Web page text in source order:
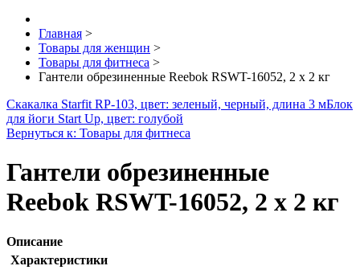
Главная >
Товары для женщин >
Товары для фитнеса >
Гантели обрезиненные Reebok RSWT-16052, 2 х 2 кг
Скакалка Starfit RP-103, цвет: зеленый, черный, длина 3 мБлок
для йоги Start Up, цвет: голубой
Вернуться к: Товары для фитнеса
Гантели обрезиненные
Reebok RSWT-16052, 2 х 2 кг
Описание
Характеристики